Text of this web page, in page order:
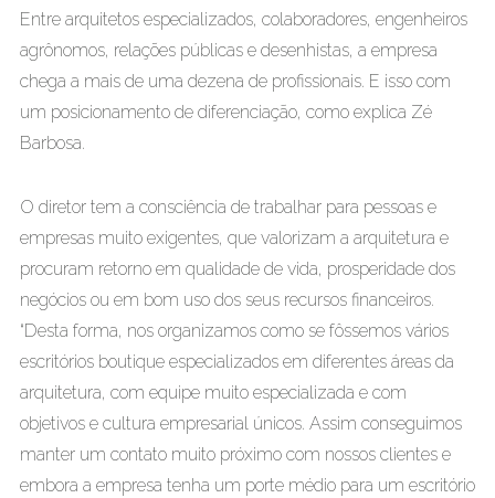
Entre arquitetos especializados, colaboradores, engenheiros
agrônomos, relações públicas e desenhistas, a empresa
chega a mais de uma dezena de profissionais. E isso com
um posicionamento de diferenciação, como explica Zé
Barbosa.
O diretor tem a consciência de trabalhar para pessoas e
empresas muito exigentes, que valorizam a arquitetura e
procuram retorno em qualidade de vida, prosperidade dos
negócios ou em bom uso dos seus recursos financeiros.
“Desta forma, nos organizamos como se fôssemos vários
escritórios boutique especializados em diferentes áreas da
arquitetura, com equipe muito especializada e com
objetivos e cultura empresarial únicos. Assim conseguimos
manter um contato muito próximo com nossos clientes e
embora a empresa tenha um porte médio para um escritório